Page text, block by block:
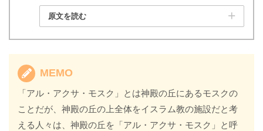
原文を読む
MEMO
「アル・アクサ・モスク」とは神殿の丘にあるモスクの
ことだが、神殿の丘の上全体をイスラム教の施設だと考
える人々は、神殿の丘を「アル・アクサ・モスク」と呼